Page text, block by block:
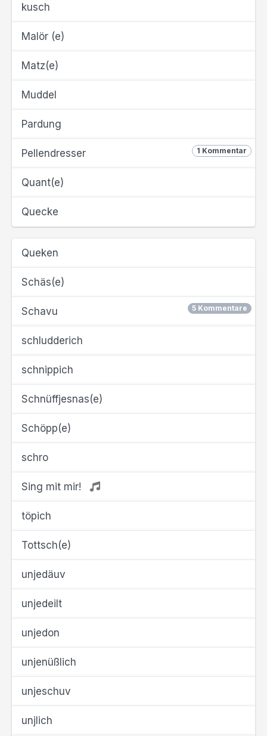
kusch
Malör (e)
Matz(e)
Muddel
Pardung
1 Kommentar
Pellendresser
Quant(e)
Quecke
Queken
Schäs(e)
5 Kommentare
Schavu
schludderich
schnippich
Schnüffjesnas(e)
Schöpp(e)
schro
Sing mit mir!
töpich
Tottsch(e)
unjedäuv
unjedeilt
unjedon
unjenüßlich
unjeschuv
unjlich